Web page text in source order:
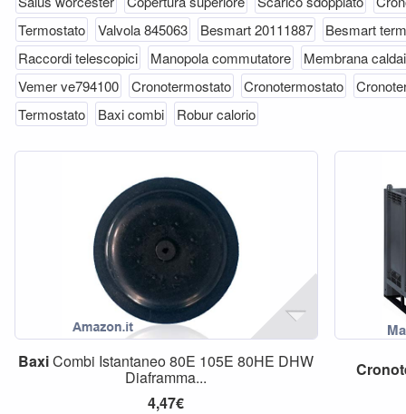
Termostato
Valvola 845063 Besmart 20111887
Besmart
Raccordi telescopici
Manopola commutatore
Membrana
Vemer ve794100
Cronotermostato Cronotermostato
Termostato
Baxi combi Robur calorio
BaxiCombi Istantaneo 80E 105E 80HE DHW
Diaframma...
4,47€